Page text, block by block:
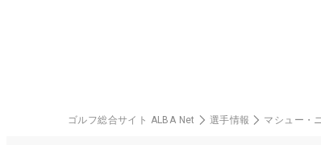
ゴルフ総合サイト ALBA Net 選手情報 マシュー・